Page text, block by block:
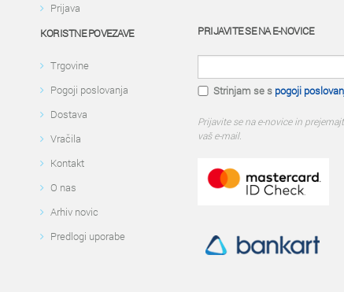
Prijava
KORISTNE POVEZAVE
Trgovine
Pogoji poslovanja
Dostava
Vračila
Kontakt
O nas
Arhiv novic
Predlogi uporabe
PRIJAVITE SE NA E-NOVICE
Strinjam se s pogoji
Prijavite se na e-novice in
vaš e-mail.